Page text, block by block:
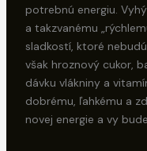
potrebnú energiu.
a takzvanému
sladkostí, ktoré
však hroznový cukor,
dávku vlákniny a
dobrému, ľahkému a
novej energie a vy